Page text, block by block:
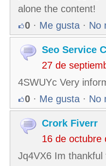
alone the content!
0 · Me gusta · No
Seo Service
27 de
4SWUYc Very
0 · Me gusta · No
Crork Fiverr
16 de octubre
Jq4VX6 Im